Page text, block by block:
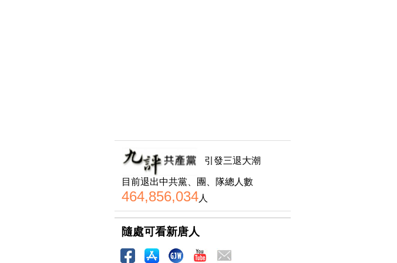
引發三退大潮
目前退出中共黨、團、隊總人數
464,856,034人
隨處可看新唐人